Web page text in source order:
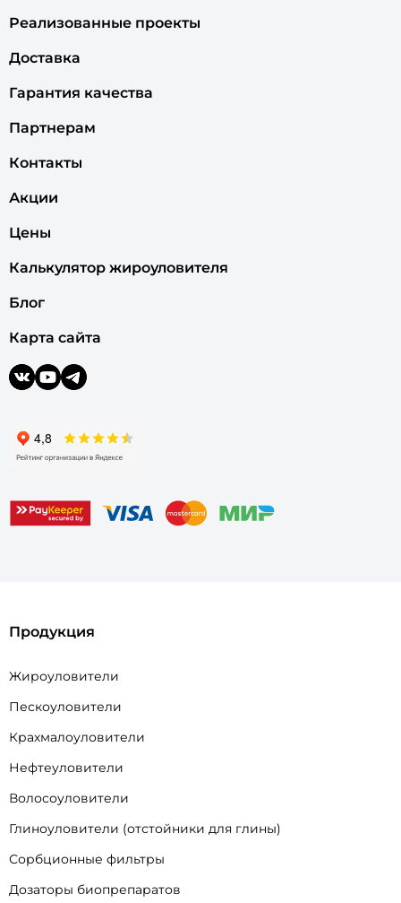
Реализованные проекты
Доставка
Гарантия качества
Партнерам
Контакты
Акции
Цены
Калькулятор жироуловителя
Блог
Карта сайта
Продукция
Жироуловители
Пескоуловители
Крахмалоуловители
Нефтеуловители
Волосоуловители
Глиноуловители (отстойники для глины)
Сорбционные фильтры
Дозаторы биопрепаратов